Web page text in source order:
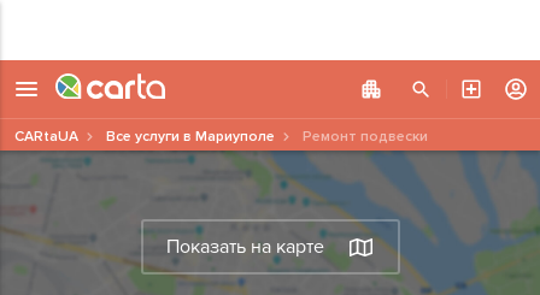
Показать на карте
CARtaUA Все услуги в Мариуполе Ремонт подвески